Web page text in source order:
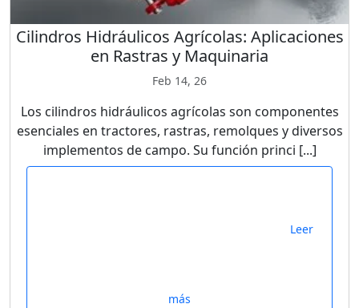
Cilindros Hidráulicos Agrícolas: Aplicaciones
en Rastras y Maquinaria
Feb 14, 26
Los cilindros hidráulicos agrícolas son componentes
esenciales en tractores, rastras, remolques y diversos
implementos de campo. Su función princi [...]
Leer
más